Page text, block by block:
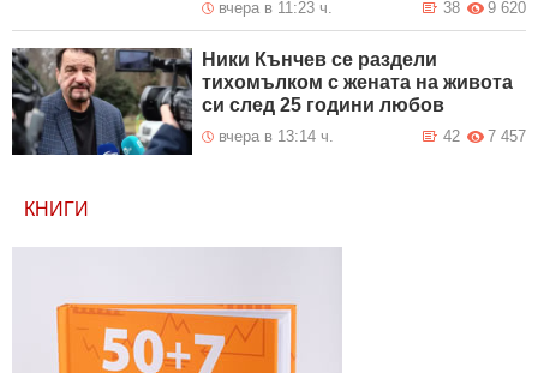
вчера в 11:23 ч. 9 620
38
Ники Кънчев се раздели
тихомълком с жената на живота
си след 25 години любов
вчера в 13:14 ч. 7 457
42
КНИГИ